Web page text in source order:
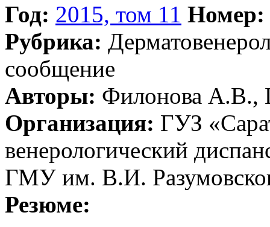
Год: 2015, том 11 Номер:
Рубрика:
сообщение
Авторы: Филонова А.В.,
Организация: ГУЗ
венерологический
ГМУ им. В.И.
Резюме: